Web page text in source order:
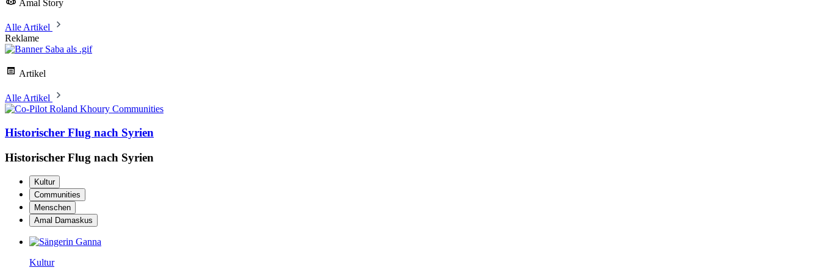
Amal Story
Alle Artikel
Reklame
Artikel
Alle Artikel
Communities
Historischer Flug nach Syrien
Historischer Flug nach Syrien
Kultur
Communities
Menschen
Amal Damaskus
Kultur